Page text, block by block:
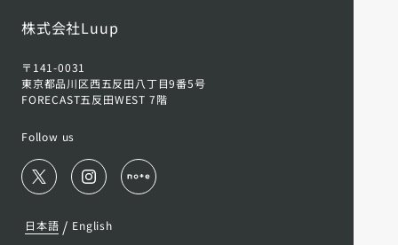
株式会社Luup
〒141-0031
東京都品川区西五反田八丁目9番5号
FORECAST五反田WEST 7階
Follow us
日本語 / English